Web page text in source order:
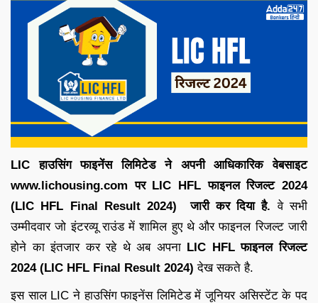
LIC हाउसिंग फाइनेंस लिमिटेड ने अपनी आधिकारिक वेबसाइट
www.lichousing.com पर LIC HFL फाइनल रिजल्ट 2024
(LIC HFL Final Result 2024) जारी कर दिया है. वे सभी
उम्मीदवार जो इंटरव्यू राउंड में शामिल हुए थे और फाइनल रिजल्ट जारी
होने का इंतजार कर रहे थे अब अपनाLIC HFLफाइनल रिजल्ट
2024 (LIC HFL Final Result 2024) देख सकते है.
इस साल LIC ने हाउसिंग फाइनेंस लिमिटेड में जूनियर असिस्टेंट के पद